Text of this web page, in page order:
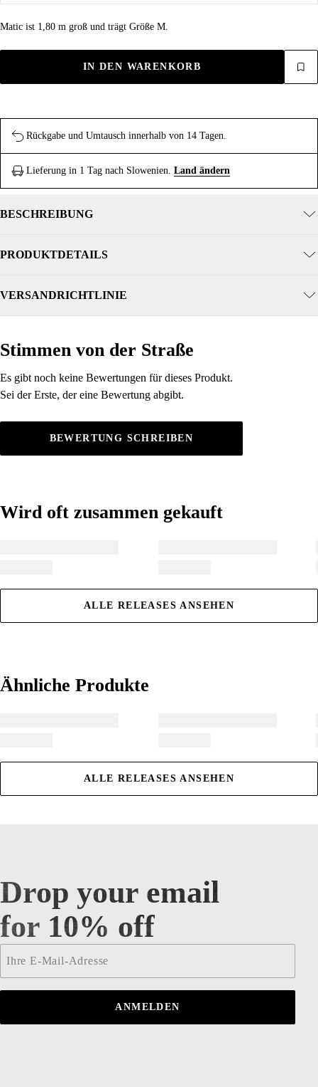
Matic ist 1,80 m groß und trägt Größe M.
IN DEN WARENKORB
Rückgabe und Umtausch innerhalb von 14 Tagen.
Lieferung in 1 Tag nach Slowenien. Land ändern
BESCHREIBUNG
PRODUKTDETAILS
VERSANDRICHTLINIE
Stimmen von der Straße
Stimmen von der Straße
Es gibt noch keine Bewertungen für dieses Produkt.
Es gibt noch keine Bewertungen für dieses Produkt.
Sei der Erste, der eine Bewertung abgibt.
Sei der Erste, der eine Bewertung abgibt.
BEWERTUNG SCHREIBEN
Wird oft zusammen gekauft
Wird oft zusammen gekauft
ALLE RELEASES ANSEHEN
Ähnliche Produkte
Ähnliche Produkte
ALLE RELEASES ANSEHEN
Drop your email for 10% off
Drop your email
for 10% off
ANMELDEN